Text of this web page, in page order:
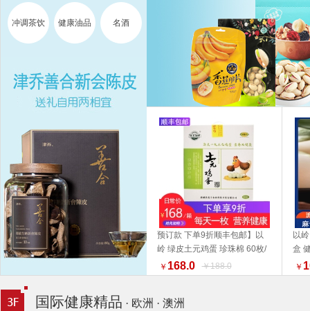
冲调茶饮 健康油品 名酒
预订款 下单9折顺丰包邮】以
岭 绿皮土元鸡蛋 珍珠棉 60枚/
箱【收到货之后尽快至冰箱贮
存】福利组合 好物推荐礼盒推
￥ 168.0 ￥188.0
以
盒
好
￥
国际健康精品 · 欧洲 · 澳洲